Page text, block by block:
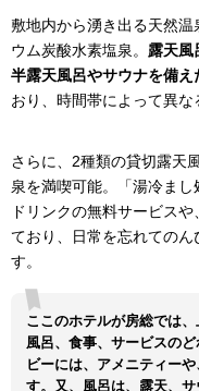
敷地内から湧き出る天然温
ウム炭酸水素塩泉。 露天風
半露天風呂やサウナを備え
おり、時間帯によって異な
さらに、2種類の貸切露天
泉を満喫可能。「湯冷ま
ドリンクの無料サービスや、
ており、日常を忘れての
す。
ここのホテルが房総では
風呂、食事、サービスの
ビーには、アメニティー
す。又、風呂は、露天、